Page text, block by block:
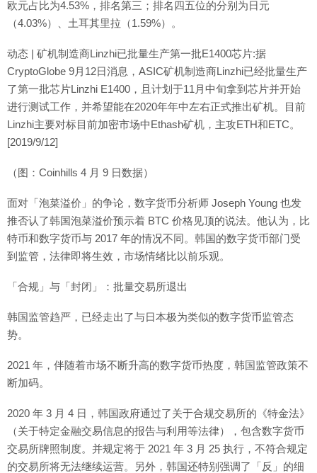
欧元占比为4.53%，排名第三；排名四五位的分别为日元
（4.03%）、土耳其里拉（1.59%）。
动态 | 矿机制造商Linzhi已批量生产第一批E1400芯片:据
CryptoGlobe 9月12日消息，ASIC矿机制造商Linzhi已经批量生产
了第一批芯片Linzhi E1400，且计划于11月中旬拿到芯片并开始
进行测试工作，并希望能在2020年年中左右正式推出矿机。目前
Linzhi主要对标目前加密市场中Ethash矿机，主攻ETH和ETC。
[2019/9/12]
（图：Coinhills 4 月 9 日数据）
面对「泡菜溢价」的争论，数字货币分析师 Joseph Young 也发
推否认了韩国泡菜溢价预示着 BTC 价格见顶的说法。他认为，比
特币和数字货币与 2017 年的情况不同。韩国的数字货币部门受
到监管，法律即将生效，市场情绪比以前乐观。
「合规」与「封闭」：批量交易所退出
韩国监管趋严，已经走出了与日本极为类似的数字货币监管态
势。
2021 年，伴随着市场不断升高的数字货币热度，韩国监管政策不
断加码。
2020 年 3 月 4 日，韩国政府通过了关于合规交易所的《特金法》
（关于特定金融交易信息的报告与利用等法律），包含数字货币
交易所牌照制度。并规定将于 2021 年 3 月 25 执行，不符合规定
的交易所将无法继续运营。另外，韩国还特别强调了「反」的细